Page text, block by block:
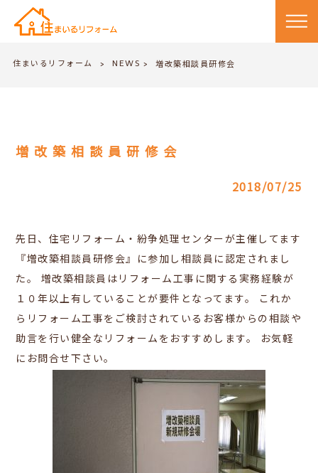
住まいるリフォーム > NEWS > 増改築相談員研修会
増改築相談員研修会
2018/07/25
先日、住宅リフォーム・紛争処理センターが主催してます
『増改築相談員研修会』に参加し相談員に認定されまし
た。 増改築相談員はリフォーム工事に関する実務経験が
１０年以上有していることが要件となってます。
これか
らリフォーム工事をご検討されているお客様からの相談や
助言を行い健全なリフォームをおすすめします。
お気軽
にお問合せ下さい。